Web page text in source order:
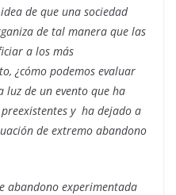
de que una sociedad
de tal manera que las
a los más
¿cómo podemos evaluar
luz de un evento que ha
y ha dejado a
de extremo abandono
abandono experimentada